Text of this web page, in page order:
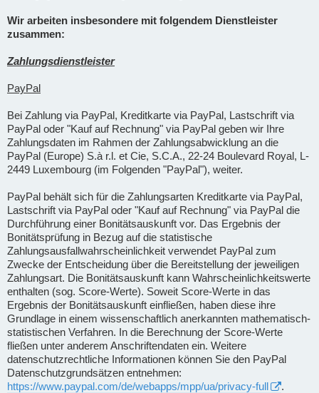
Wir arbeiten insbesondere mit folgendem Dienstleister
zusammen:
Zahlungsdienstleister
PayPal
Bei Zahlung via PayPal, Kreditkarte via PayPal, Lastschrift via
PayPal oder "Kauf auf Rechnung" via PayPal geben wir Ihre
Zahlungsdaten im Rahmen der Zahlungsabwicklung an die
PayPal (Europe) S.à r.l. et Cie, S.C.A., 22-24 Boulevard Royal, L-
2449 Luxembourg (im Folgenden "PayPal"), weiter.
PayPal behält sich für die Zahlungsarten Kreditkarte via PayPal,
Lastschrift via PayPal oder "Kauf auf Rechnung" via PayPal die
Durchführung einer Bonitätsauskunft vor. Das Ergebnis der
Bonitätsprüfung in Bezug auf die statistische
Zahlungsausfallwahrscheinlichkeit verwendet PayPal zum
Zwecke der Entscheidung über die Bereitstellung der jeweiligen
Zahlungsart. Die Bonitätsauskunft kann Wahrscheinlichkeitswerte
enthalten (sog. Score-Werte). Soweit Score-Werte in das
Ergebnis der Bonitätsauskunft einfließen, haben diese ihre
Grundlage in einem wissenschaftlich anerkannten mathematisch-
statistischen Verfahren. In die Berechnung der Score-Werte
fließen unter anderem Anschriftendaten ein. Weitere
datenschutzrechtliche Informationen können Sie den PayPal
Datenschutzgrundsätzen entnehmen:
https://www.paypal.com/de/webapps/mpp/ua/privacy-full
.